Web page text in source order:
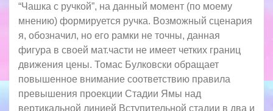
“Чашка с ручкой”, на данный момент (по моему
мнению) формируется ручка. Возможный сценария
я, обозначил, но его рамки не точны, данная
фигура в своей мат.части не имеет четких границ
движения цены. Томас Булковски обращает
повышенное внимание соответствию правила
превышения проекции Стадии Ямы над
вертикальной линией Вступительной стадии в два и